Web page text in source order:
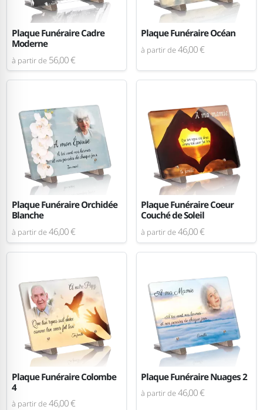
Plaque Funéraire Cadre
Moderne
à partir de 56,00 €
Plaque Funéraire Océan
à partir de46,00 €
Plaque Funéraire Orchidée
Blanche
à partir de46,00 €
Plaque Funéraire Coeur
Couché de Soleil
à partir de46,00 €
Plaque Funéraire Colombe
4
à partir de46,00 €
Plaque Funéraire Nuages 2
à partir de46,00 €